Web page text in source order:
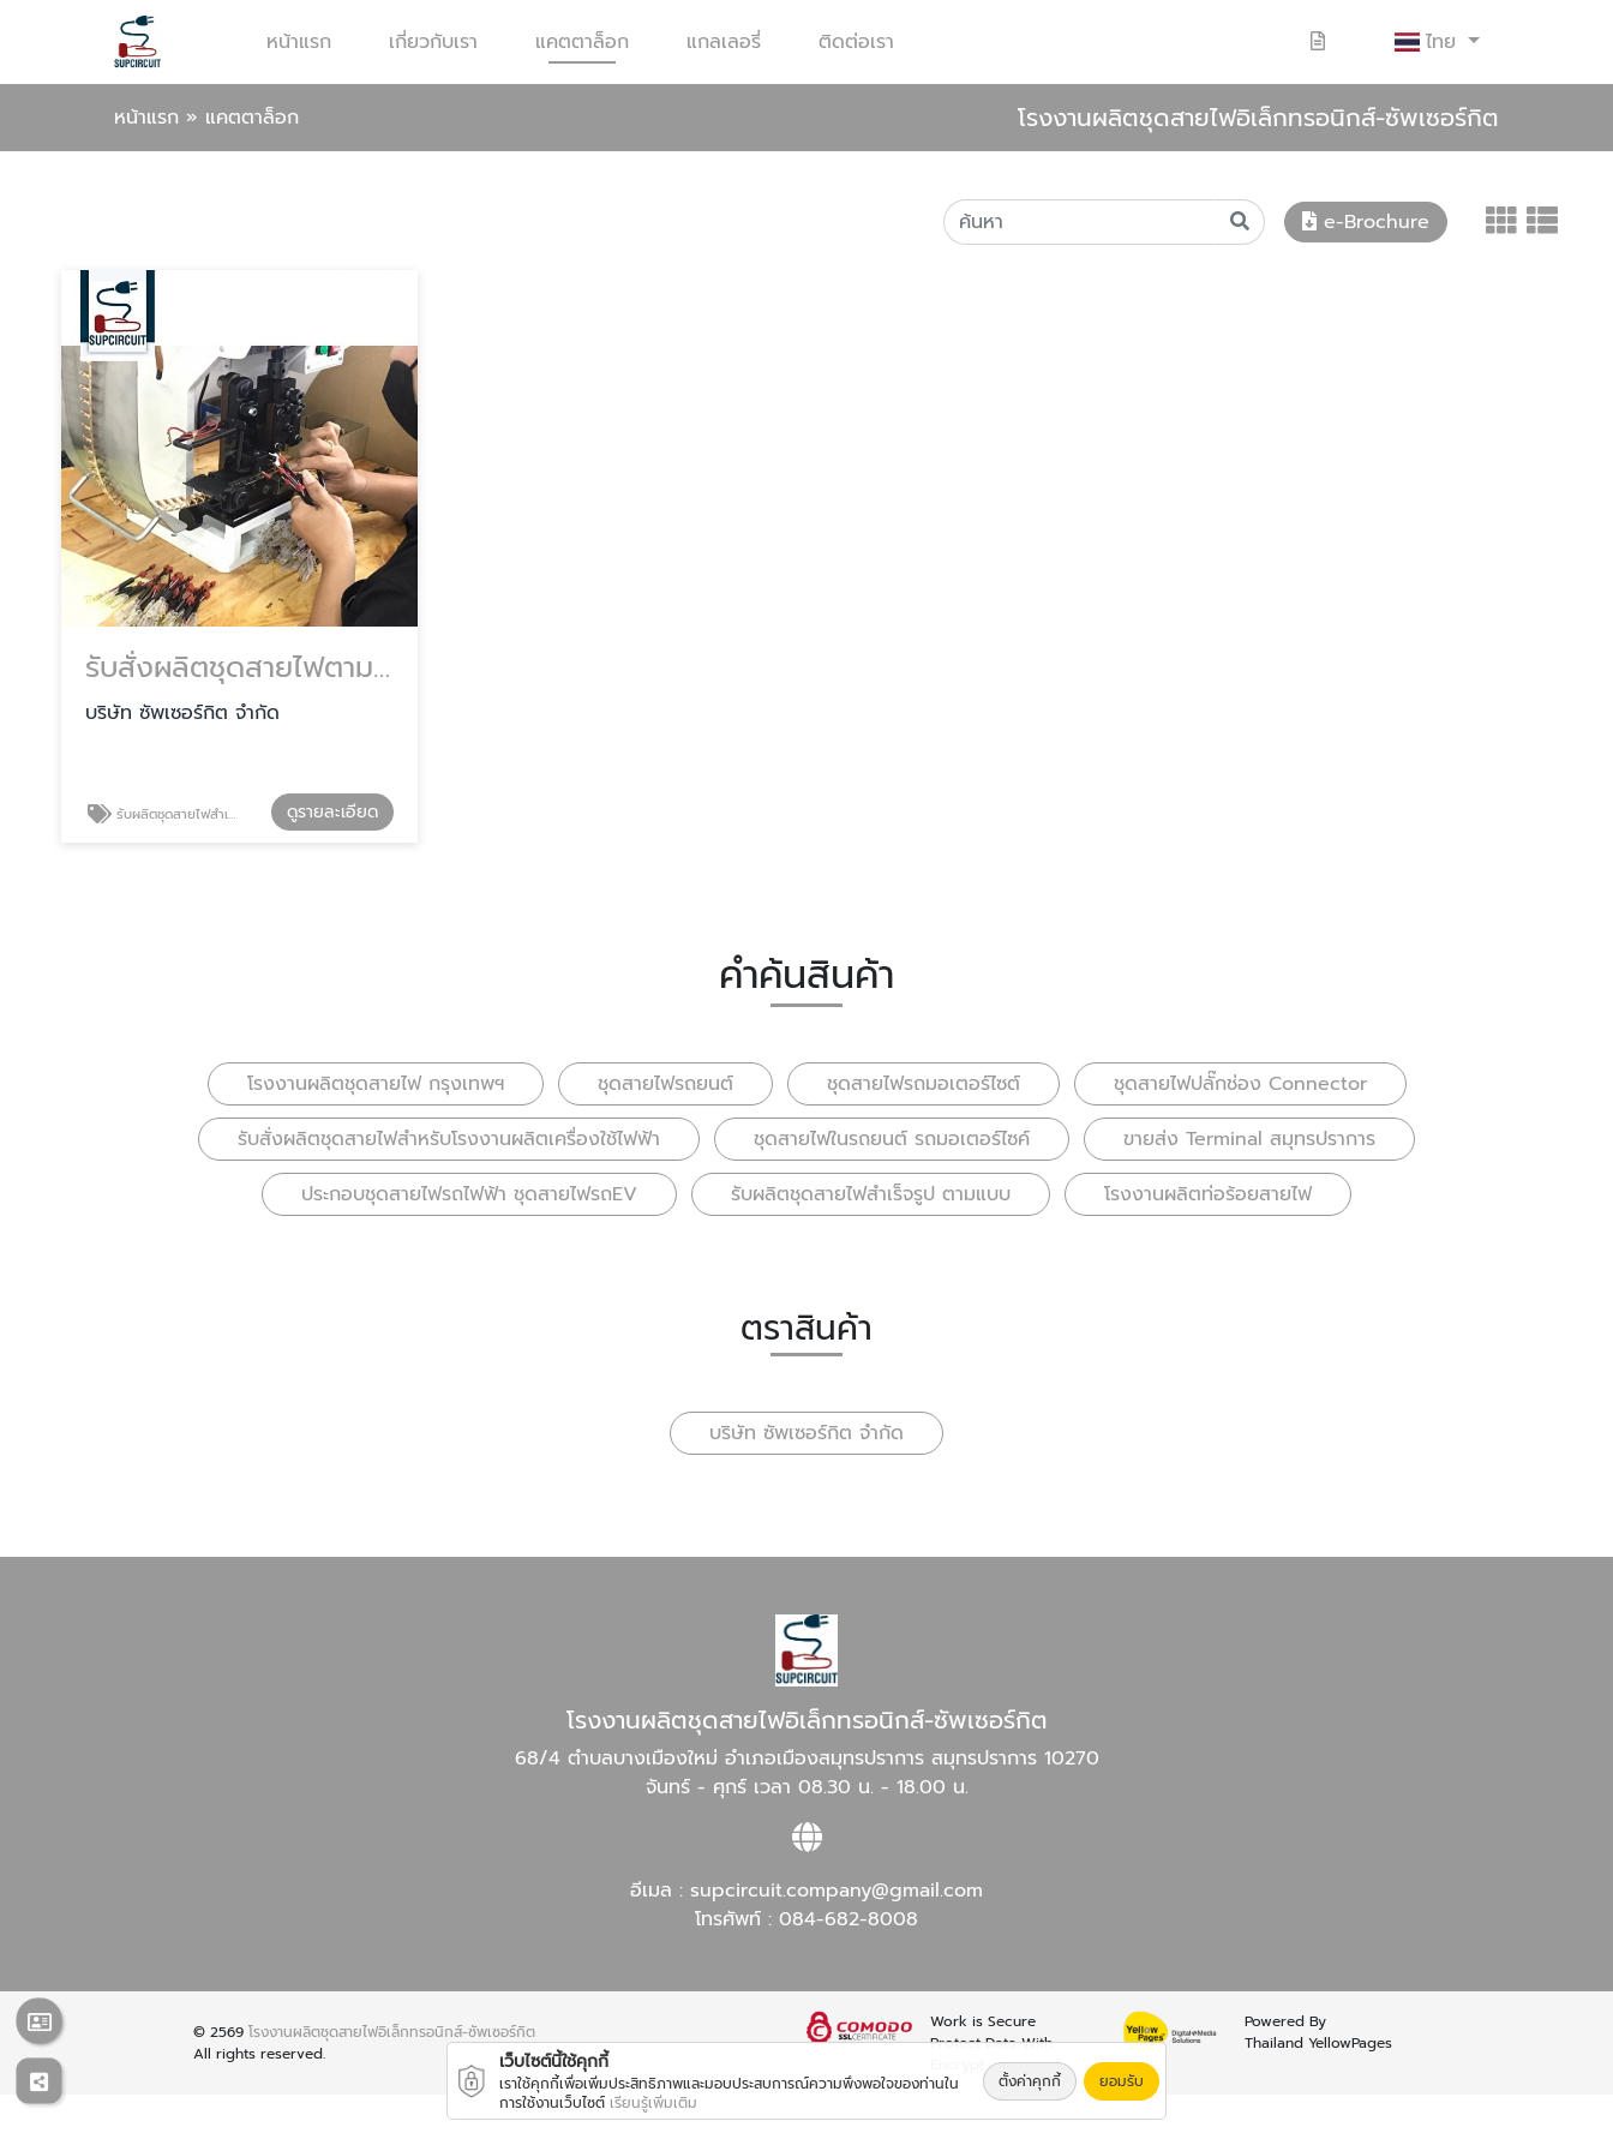
หน้าแรก เกี่ยวกับเรา แคตตาล็อก แกลเลอรี่ ติดต่อเรา ไทย
หน้าแรก » แคตตาล็อก โรงงานผลิตชุดสายไฟอิเล็กทรอนิกส์-ซัพเซอร์กิต
e-Brochure
รับสั่งผลิตชุดสายไฟตามแบบ
บริษัท ซัพเซอร์กิต จำกัด
รับผลิตชุดสายไฟสำเร็จรูป ตามแบบ ดูรายละเอียด
คำค้นสินค้า
โรงงานผลิตชุดสายไฟ กรุงเทพฯ ชุดสายไฟรถยนต์ ชุดสายไฟรถมอเตอร์ไซต์
ชุดสายไฟปลั๊กช่อง Connector
รับสั่งผลิตชุดสายไฟสำหรับโรงงานผลิตเครื่องใช้ไฟฟ้า
ชุดสายไฟในรถยนต์ รถมอเตอร์ไซค์
ขายส่ง Terminal สมุทรปราการ
ประกอบชุดสายไฟรถไฟฟ้า ชุดสายไฟรถEV
รับผลิตชุดสายไฟสำเร็จรูป ตามแบบ โรงงานผลิตท่อร้อยสายไฟ
ตราสินค้า
บริษัท ซัพเซอร์กิต จำกัด
โรงงานผลิตชุดสายไฟอิเล็กทรอนิกส์-ซัพเซอร์กิต
68/4 ตำบลบางเมืองใหม่ อำเภอเมืองสมุทรปราการ สมุทรปราการ 10270
จันทร์ - ศุกร์ เวลา 08.30 น. - 18.00 น.
อีเมล : supcircuit.company@gmail.com
โทรศัพท์ : 084-682-8008
© 2569โรงงานผลิตชุดสายไฟอิเล็กทรอนิกส์-ซัพเซอร์กิต
All rights reserved.
Work is Secure
Protect Data With
Powered By
Thailand YellowPages
เว็บไซต์นี้ใช้คุกกี้
เราใช้คุกกี้เพื่อเพิ่มประสิทธิภาพและมอบประสบการณ์ความพึงพอใจของท่านใน
การใช้งานเว็บไซต์ เรียนรู้เพิ่มเติม
ตั้งค่าคุกกี้ ยอมรับ